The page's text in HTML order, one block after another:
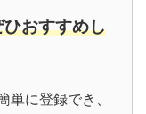
おすすめし
単に登録でき、